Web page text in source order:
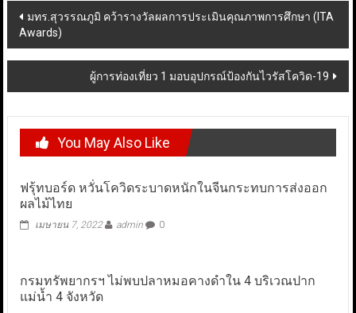
Post
navigation
มทร.สุวรรณภูมิ คว้ารางวัลผลการประเมินคุณภาพการศึกษา (ITA
Awards)
ผู้การท่องเที่ยว 1 มอบอุปกรณ์ป้องกันไวรัสโควิด-19
You May Also Like
ฟรุ้ทบอร์ด หวั่นโควิดระบาดหนักในจีนกระทบการส่งออก
ผลไม้ไทย
เมษายน 7, 2022 admin 0
กรมทรัพยากรฯ ไม่พบปลาหมอคางดำใน 4 บริเวณปาก
แม่น้ำ 4 จังหวัด